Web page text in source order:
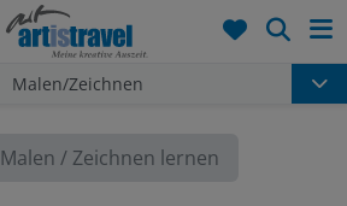
Malen/Zeichnen
Malen / Zeichnen lernen